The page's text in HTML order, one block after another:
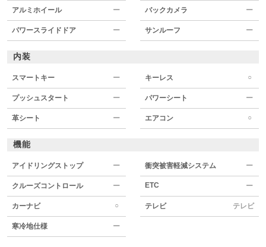
アルミホイール ー バックカメラ ー
パワースライドドア ー サンルーフ ー
内装
スマートキー ー キーレス ○
プッシュスタート ー パワーシート ー
革シート ー エアコン ○
機能
アイドリングストップ ー 衝突被害軽減システム ー
クルーズコントロール ー ETC ー
カーナビ ○ テレビ テレビ
寒冷地仕様 ー